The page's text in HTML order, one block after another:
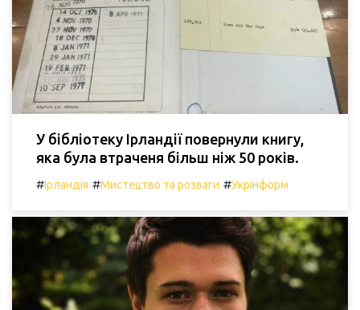
У бібліотеку Ірландії повернули книгу,
яка була втраченя більш ніж 50 років.
#Ірландія #Мистецтво та розваги #Укрінформ